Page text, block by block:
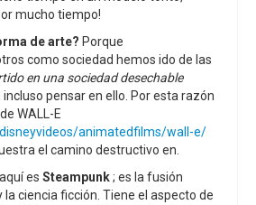
mucho tiempo!
de arte? Porque
como sociedad hemos ido de las
en una sociedad desechable
pensar en ello. Por esta razón
WALL-E
animatedfilms/wall-e/
el camino destructivo en.
es Steampunk; es la fusión
ciencia ficción. Tiene el aspecto de